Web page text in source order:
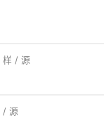
样 / 源
/ 源